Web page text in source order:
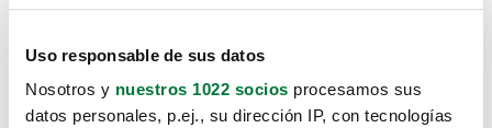
Uso responsable de sus datos
Nosotros y nuestros 1022 socios procesamos sus
datos personales, p.ej., su dirección IP, con tecnologías